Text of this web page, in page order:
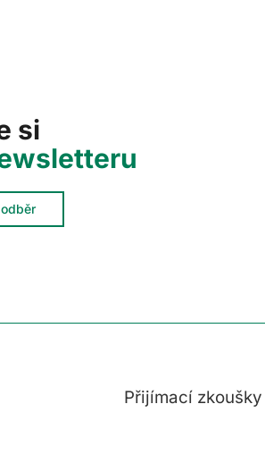
si
Přijímací zkoušky